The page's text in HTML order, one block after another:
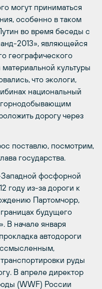
могут приниматься
особенно в таком
во время беседы с
2013», являющейся
географического
культуры
что экологи,
национальный
горнодобывающим
дорогу через
поставлю, посмотрим,
государства.
фосфорной
году из-за дороги к
Партомчорр,
будущего
В начале января
автодороги
руды
В апреле директор
(WWF) России